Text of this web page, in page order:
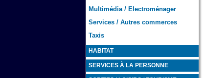
Multimédia / Electroménager
Services / Autres commerces
Taxis
HABITAT
SERVICES À LA PERSONNE